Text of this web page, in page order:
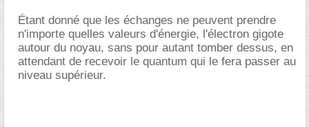
Étant donné que les échanges ne peuvent prendre
n'importe quelles valeurs d'énergie, l'électron gigote
autour du noyau, sans pour autant tomber dessus, en
attendant de recevoir le quantum qui le fera passer au
niveau supérieur.